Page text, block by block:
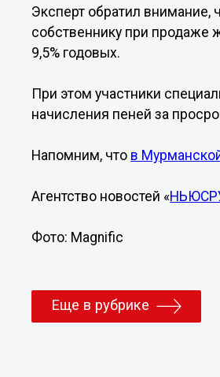
Эксперт обратил внимание,
собственнику при продаже
9,5% годовых.
При этом участники
начисления пеней за
Напомним, что в
Агентство новостей «
Фото: Magnific
Еще в рубрике